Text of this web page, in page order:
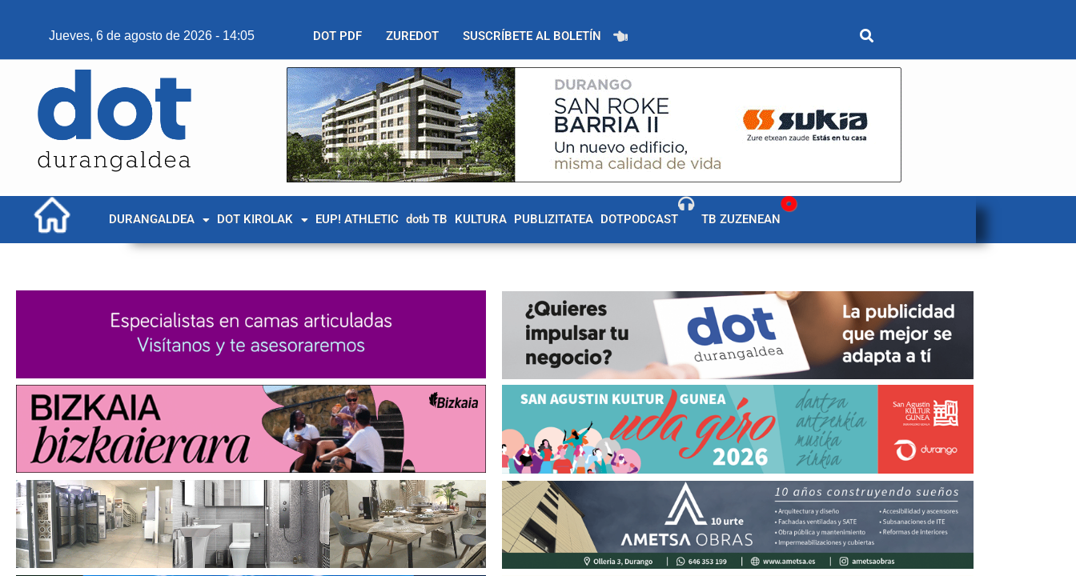
Jueves, 6 de agosto de 2026 - 14:05 DOT PDF ZUREDOT SUSCRÍBETE AL BOLETÍN
DURANGALDEA DOT KIROLAK EUP! ATHLETIC dotb TB KULTURA PUBLIZITATEA DOTPODCAST TB ZUZENEAN